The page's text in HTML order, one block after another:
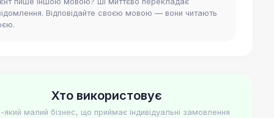
Відповідайте своєю мовою — вони читають
Хто використовує
який малий бізнес, що приймає індивідуальні замовлення